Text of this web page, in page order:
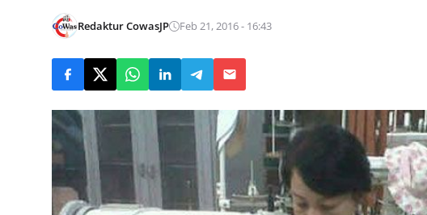
Redaktur CowasJP Feb 21, 2016 - 16:43